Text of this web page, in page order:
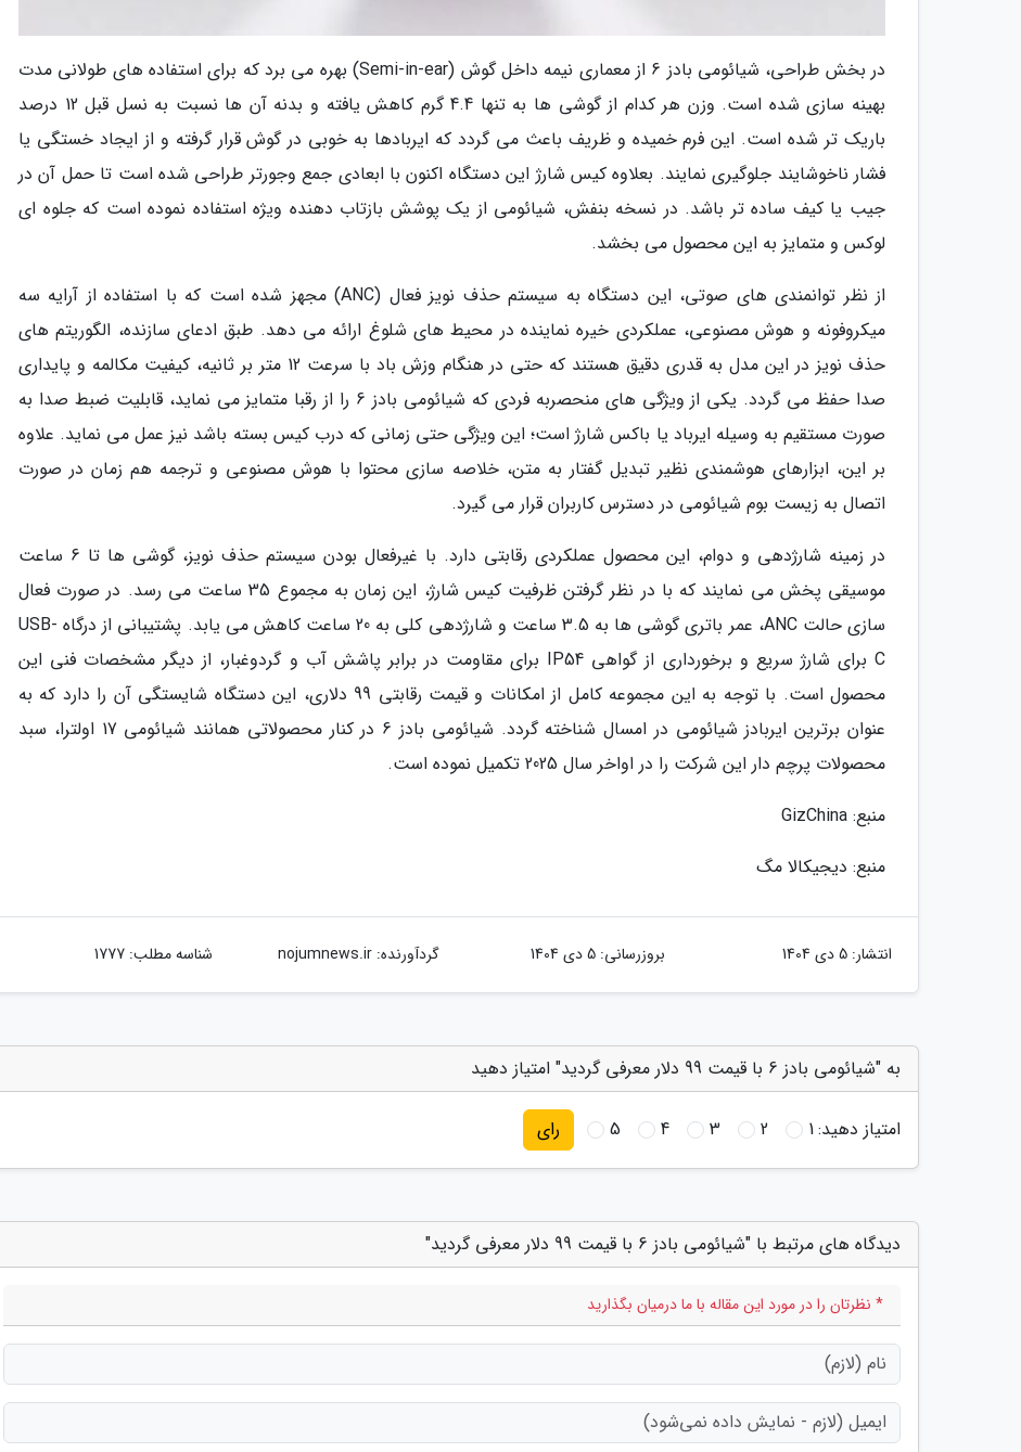
در بخش طراحی، شیائومی بادز 6 از معماری نیمه داخل گوش (Semi-in-ear) بهره می برد که برای استفاده های طولانی مدت
بهینه سازی شده است. وزن هر کدام از گوشی ها به تنها 4.4 گرم کاهش یافته و بدنه آن ها نسبت به نسل قبل 12 درصد
باریک تر شده است. این فرم خمیده و ظریف باعث می گردد که ایربادها به خوبی در گوش قرار گرفته و از ایجاد خستگی یا
فشار ناخوشایند جلوگیری نمایند. بعلاوه کیس شارژ این دستگاه اکنون با ابعادی جمع وجورتر طراحی شده است تا حمل آن در
جیب یا کیف ساده تر باشد. در نسخه بنفش، شیائومی از یک پوشش بازتاب دهنده ویژه استفاده نموده است که جلوه ای
لوکس و متمایز به این محصول می بخشد.
از نظر توانمندی های صوتی، این دستگاه به سیستم حذف نویز فعال (ANC) مجهز شده است که با استفاده از آرایه سه
میکروفونه و هوش مصنوعی، عملکردی خیره نماینده در محیط های شلوغ ارائه می دهد. طبق ادعای سازنده، الگوریتم های
حذف نویز در این مدل به قدری دقیق هستند که حتی در هنگام وزش باد با سرعت 12 متر بر ثانیه، کیفیت مکالمه و پایداری
صدا حفظ می گردد. یکی از ویژگی های منحصربه فردی که شیائومی بادز 6 را از رقبا متمایز می نماید، قابلیت ضبط صدا به
صورت مستقیم به وسیله ایرباد یا باکس شارژ است؛ این ویژگی حتی زمانی که درب کیس بسته باشد نیز عمل می نماید. علاوه
بر این، ابزارهای هوشمندی نظیر تبدیل گفتار به متن، خلاصه سازی محتوا با هوش مصنوعی و ترجمه هم زمان در صورت
اتصال به زیست بوم شیائومی در دسترس کاربران قرار می گیرد.
در زمینه شارژدهی و دوام، این محصول عملکردی رقابتی دارد. با غیرفعال بودن سیستم حذف نویز، گوشی ها تا 6 ساعت
موسیقی پخش می نمایند که با در نظر گرفتن ظرفیت کیس شارژ، این زمان به مجموع 35 ساعت می رسد. در صورت فعال
سازی حالت ANC، عمر باتری گوشی ها به 3.5 ساعت و شارژدهی کلی به 20 ساعت کاهش می یابد. پشتیبانی از درگاه USB-
C برای شارژ سریع و برخورداری از گواهی IP54 برای مقاومت در برابر پاشش آب و گردوغبار، از دیگر مشخصات فنی این
محصول است. با توجه به این مجموعه کامل از امکانات و قیمت رقابتی 99 دلاری، این دستگاه شایستگی آن را دارد که به
عنوان برترین ایربادز شیائومی در امسال شناخته گردد. شیائومی بادز 6 در کنار محصولاتی همانند شیائومی 17 اولترا، سبد
محصولات پرچم دار این شرکت را در اواخر سال 2025 تکمیل نموده است.
منبع: GizChina
منبع: دیجیکالا مگ
انتشار: 5 دی 1404 بروزرسانی: 5 دی 1404 گردآورنده:nojumnews.ir شناسه مطلب: 1777
به "شیائومی بادز 6 با قیمت 99 دلار معرفی گردید" امتیاز دهید
امتیاز دهید:1
2
3
4
5 رای
دیدگاه های مرتبط با "شیائومی بادز 6 با قیمت 99 دلار معرفی گردید"
* نظرتان را در مورد این مقاله با ما درمیان بگذارید